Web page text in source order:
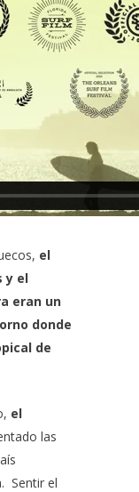
el
y el
eran un
donde
de
el
las
Sentir el